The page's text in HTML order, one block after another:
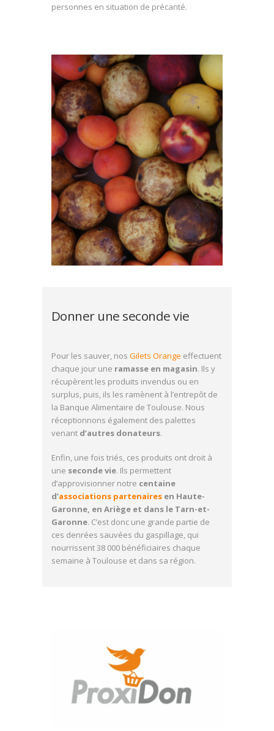
personnes en situation de précarité.
Donner une seconde vie
Pour les sauver, nos Gilets Orange effectuent
chaque jour une ramasse en magasin. Ils y
récupèrent les produits invendus ou en
surplus, puis, ils les ramènent à l’entrepôt de
la Banque Alimentaire de Toulouse. Nous
réceptionnons également des palettes
venant d’autres donateurs.
Enfin, une fois triés, ces produits ont droit à
une seconde vie. Ils permettent
d’approvisionner notre centaine
d’associations partenaires en Haute-
Garonne, en Ariège et dans le Tarn-et-
Garonne. C’est donc une grande partie de
ces denrées sauvées du gaspillage, qui
nourrissent 38 000 bénéficiaires chaque
semaine à Toulouse et dans sa région.